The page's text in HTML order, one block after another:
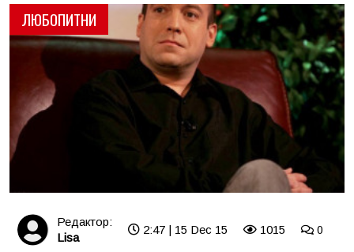
ЛЮБОПИТНИ
Редактор:
Lisa
2:47 | 15 Dec 15 1015 0